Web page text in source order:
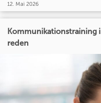
12. Mai 2026
Kommunikationstraining
reden